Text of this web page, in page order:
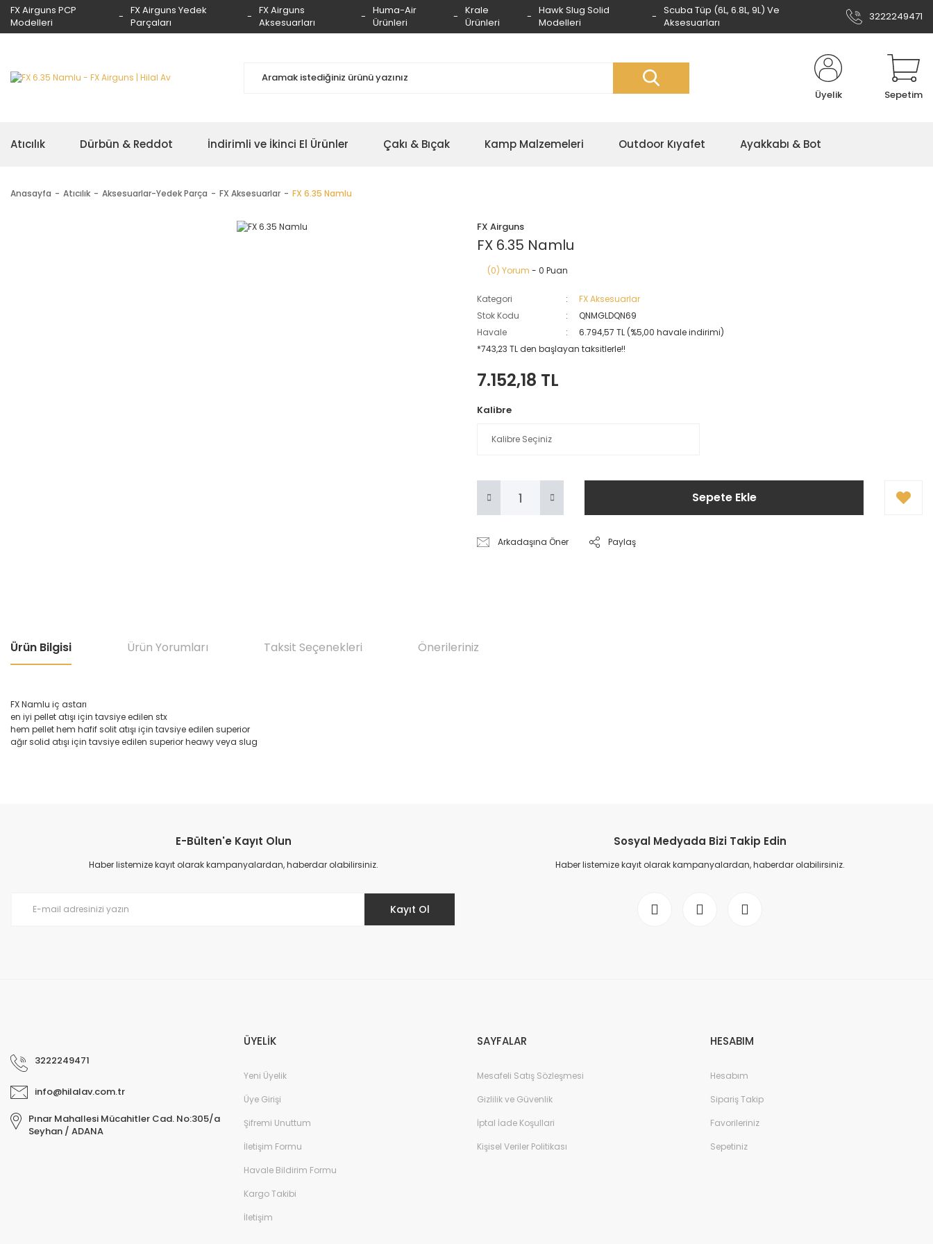
FX Airguns PCP
Modelleri
FX Airguns Yedek
Parçaları
FX Airguns
Aksesuarları
Huma-Air
Ürünleri
Krale
Ürünleri
Hawk Slug Solid
Modelleri
Scuba Tüp (6L, 6.8L, 9L) Ve
Aksesuarları
3222249471
Üyelik Sepetim
Atıcılık Dürbün & Reddot İndirimli ve İkinci El Ürünler Çakı & Bıçak Kamp Malzemeleri Outdoor Kıyafet Ayakkabı & Bot
Anasayfa Atıcılık Aksesuarlar-Yedek Parça FX Aksesuarlar FX 6.35 Namlu
FX Airguns
FX 6.35 Namlu
(0) Yorum - 0 Puan
Kategori
FX Aksesuarlar
Stok Kodu
QNMGLDQN69
Havale
6.794,57 TL (%5,00 havale indirimi)
*743,23 TL den başlayan taksitlerle!!
7.152,18 TL
Kalibre
Sepete Ekle
Arkadaşına Öner Paylaş
Ürün Bilgisi Ürün Yorumları Taksit Seçenekleri Önerileriniz
FX Namlu iç astarı
en iyi pellet atışı için tavsiye edilen stx
hem pellet hem hafif solit atışı için tavsiye edilen superior
ağır solid atışı için tavsiye edilen superior heawy veya slug
Ürün resmi kalitesiz, bozuk veya görüntülenemiyor.
Ürün açıklamasında eksik bilgiler bulunuyor.
E-Bülten'e Kayıt Olun
Haber listemize kayıt olarak kampanyalardan, haberdar olabilirsiniz.
Kayıt Ol
Sosyal Medyada Bizi Takip Edin
Haber listemize kayıt olarak kampanyalardan, haberdar olabilirsiniz.
3222249471
info@hilalav.com.tr
Pınar Mahallesi Mücahitler Cad. No:305/a
Seyhan / ADANA
ÜYELİK
Yeni Üyelik
Üye Girişi
Şifremi Unuttum
İletişim Formu
Havale Bildirim Formu
Kargo Takibi
İletişim
SAYFALAR
Mesafeli Satış Sözleşmesi
Gizlilik ve Güvenlik
İptal İade Koşullari
Kişisel Veriler Politikası
HESABIM
Hesabım
Sipariş Takip
Favorileriniz
Sepetiniz